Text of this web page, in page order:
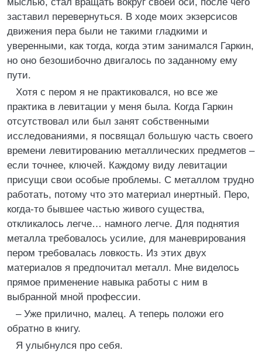
заставил перевернуться. В ходе моих экзерсисов
движения пера были не такими гладкими и
уверенными, как тогда, когда этим занимался Гаркин,
но оно безошибочно двигалось по заданному ему
пути.
Хотя с пером я не практиковался, но все же
практика в левитации у меня была. Когда Гаркин
отсутствовал или был занят собственными
исследованиями, я посвящал большую часть своего
времени левитированию металлических предметов –
если точнее, ключей. Каждому виду левитации
присущи свои особые проблемы. С металлом трудно
работать, потому что это материал инертный. Перо,
когда-то бывшее частью живого существа,
откликалось легче… намного легче. Для поднятия
металла требовалось усилие, для маневрирования
пером требовалась ловкость. Из этих двух
материалов я предпочитал металл. Мне виделось
прямое применение навыка работы с ним в
выбранной мной профессии.
– Уже прилично, малец. А теперь положи его
обратно в книгу.
Я улыбнулся про себя.